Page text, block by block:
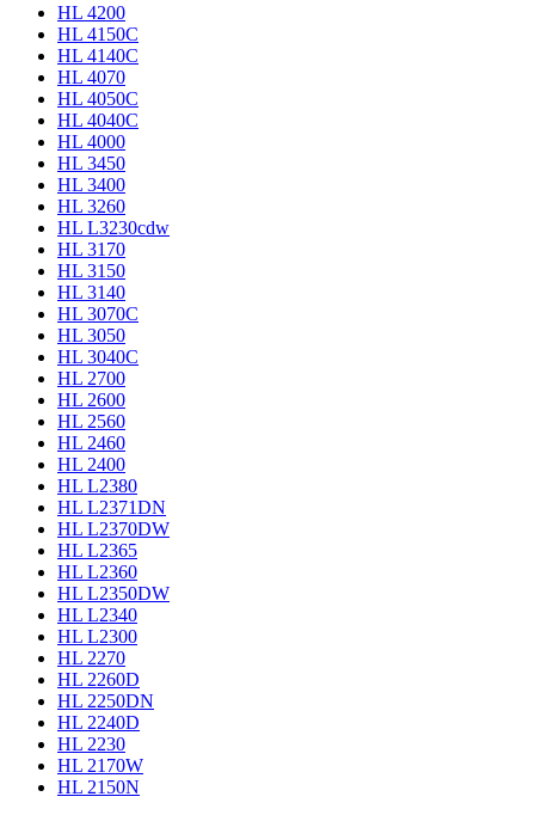
HL 4200
HL 4150C
HL 4140C
HL 4070
HL 4050C
HL 4040C
HL 4000
HL 3450
HL 3400
HL 3260
HL L3230cdw
HL 3170
HL 3150
HL 3140
HL 3070C
HL 3050
HL 3040C
HL 2700
HL 2600
HL 2560
HL 2460
HL 2400
HL L2380
HL L2371DN
HL L2370DW
HL L2365
HL L2360
HL L2350DW
HL L2340
HL L2300
HL 2270
HL 2260D
HL 2250DN
HL 2240D
HL 2230
HL 2170W
HL 2150N